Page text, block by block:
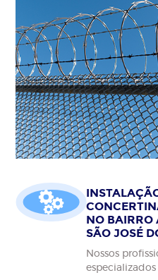
NO BAIRRO
SÃO JOSÉ
Nossos
especializados